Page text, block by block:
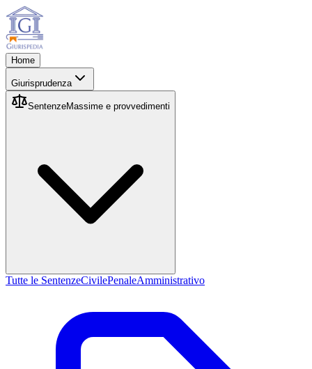
Home
Giurisprudenza
SentenzeMassime e provvedimenti
Tutte le SentenzeCivilePenaleAmministrativo